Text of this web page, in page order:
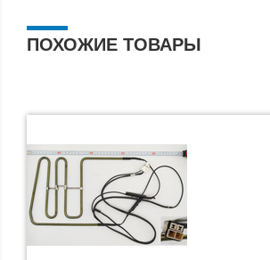
ПОХОЖИЕ ТОВАРЫ